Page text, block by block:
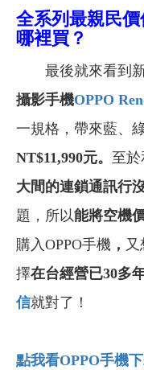
全系列最親民價
哪裡買 ？
最後就來看到新
攝影手機OPPO
一規格，帶來藍、
NT$11,990元。 至於
大間的連鎖通訊行
題，所以能將空機
購入OPPO手機 ，
擇在台經營已30多
信就對了！
點我看OPPO手機下